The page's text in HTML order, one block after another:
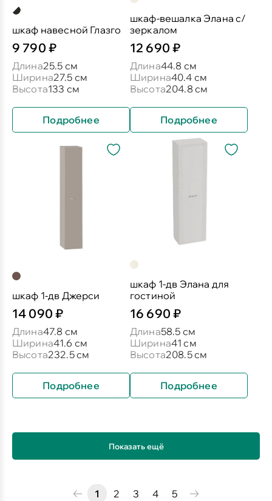
шкаф навесной Глазго
9 790 ₽
Длина25.5 см
Ширина27.5 см
Высота133 см
Подробнее
шкаф-вешалка Элана с/
зеркалом
12 690 ₽
Длина44.8 см
Ширина40.4 см
Высота204.8 см
Подробнее
шкаф 1-дв Джерси
14 090 ₽
Длина47.8 см
Ширина41.6 см
Высота232.5 см
Подробнее
шкаф 1-дв Элана для
гостиной
16 690 ₽
Длина58.5 см
Ширина41 см
Высота208.5 см
Подробнее
Показать ещё
1 2 3 4 5